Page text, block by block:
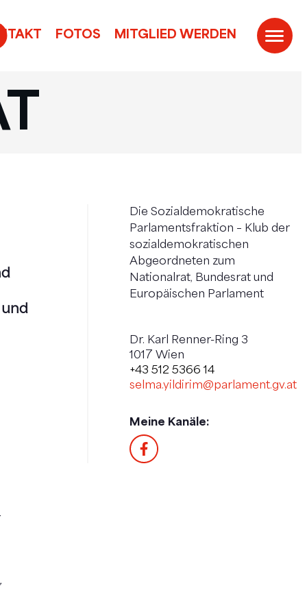
FOTOS MITGLIED WERDEN
Die Sozialdemokratische
Parlamentsfraktion – Klub der
sozialdemokratischen
Abgeordneten zum
Nationalrat, Bundesrat und
Europäischen Parlament
Dr. Karl Renner-Ring 3
1017 Wien
+43 512 5366 14
selma.yildirim@parlament.gv.at
Meine Kanäle: